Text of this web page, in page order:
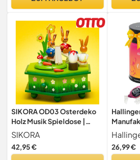
backen – Leckere Deko in
SIKORA OD03 Osterdeko
Holz Musik Spieldose |
Handbemalte Deko
Osterhasen Szenerie |
Hochwertige Spieluhr &
SIKORA
42,95 €
Osterei
ohne
aus
26,99 €